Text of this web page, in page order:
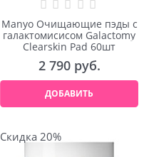
Manyo Очищающие пэды с
галактомисисом Galactomy
Clearskin Pad 60шт
2 790 руб.
ДОБАВИТЬ
Скидка 20%